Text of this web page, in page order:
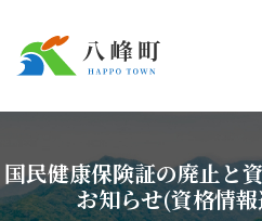
Foreign
国民健康保険証の廃止と
お知らせ(資格情